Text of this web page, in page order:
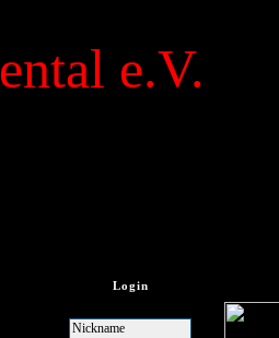
e.V.
Login